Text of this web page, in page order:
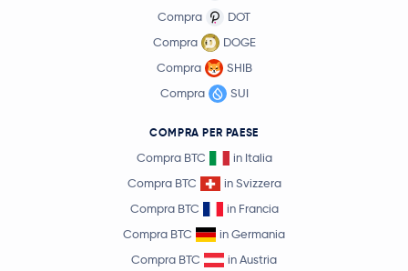
Compra
DOT
Compra
DOGE
Compra
SHIB
Compra
SUI
COMPRA PER PAESE
Compra BTC
in Italia
Compra BTC
in Svizzera
Compra BTC
in Francia
Compra BTC
in Germania
Compra BTC
in Austria